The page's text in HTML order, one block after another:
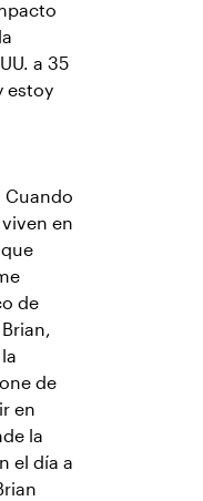
a 35
estoy
Cuando
en
de
de
en
la
el día a